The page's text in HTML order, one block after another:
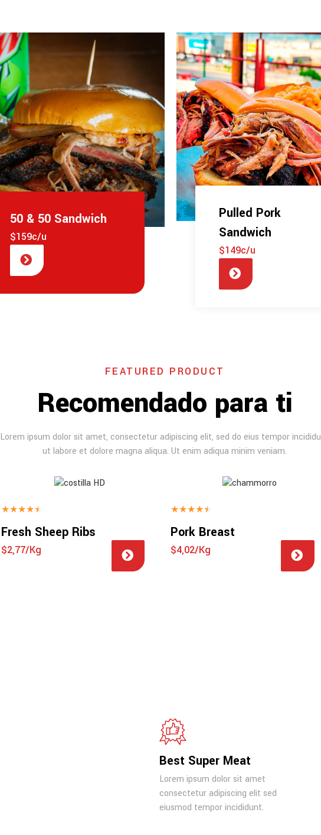
50 & 50 Sandwich
$159c/u
Pulled Pork
Sandwich
$149c/u
FEATURED PRODUCT
Recomendado para ti
Lorem ipsum dolor sit amet, consectetur adipiscing elit, sed do eius tempor
ut labore et dolore magna aliqua. Ut enim adiqua minim veniam.
★★★★★
Fresh Sheep Ribs
$2,77/Kg
★★★★★
Pork Breast
$4,02/Kg
Best Super Meat
Lorem ipsum dolor sit amet
consectetur adipiscing elit sed
eiusmod tempor incididunt.